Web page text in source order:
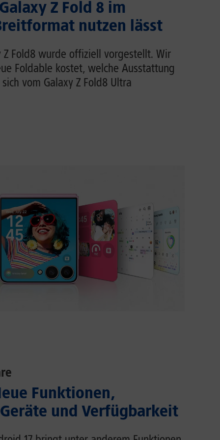
Z Fold 8 im
nutzen lässt
Z Fold8 wurde offiziell vorgestellt. Wir
Foldable kostet, welche Ausstattung
vom Galaxy Z Fold8 Ultra
Funktionen,
und Verfügbarkeit